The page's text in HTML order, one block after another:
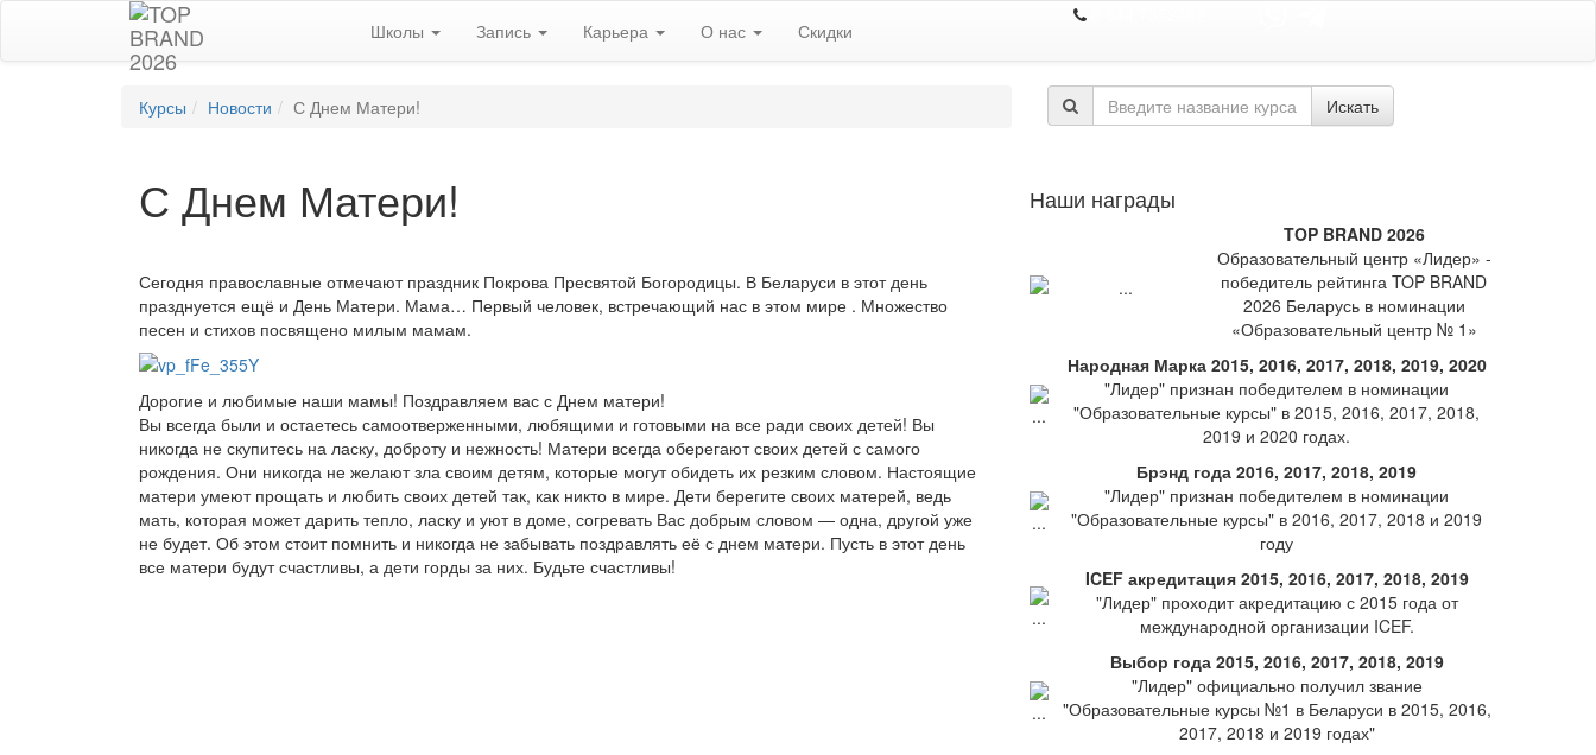
Школы Запись Карьера О нас Скидки
Курсы Новости С Днем Матери! Искать
С Днем Матери!
Сегодня православные отмечают праздник Покрова Пресвятой Богородицы. В Беларуси в этот день
празднуется ещё и День Матери. Мама… Первый человек, встречающий нас в этом мире . Множество
песен и стихов посвящено милым мамам.
Дорогие и любимые наши мамы! Поздравляем вас с Днем матери!
Вы всегда были и остаетесь самоотверженными, любящими и готовыми на все ради своих детей! Вы
никогда не скупитесь на ласку, доброту и нежность! Матери всегда оберегают своих детей с самого
рождения. Они никогда не желают зла своим детям, которые могут обидеть их резким словом. Настоящие
матери умеют прощать и любить своих детей так, как никто в мире. Дети берегите своих матерей, ведь
мать, которая может дарить тепло, ласку и уют в доме, согревать Вас добрым словом — одна, другой уже
не будет. Об этом стоит помнить и никогда не забывать поздравлять её с днем матери. Пусть в этот день
все матери будут счастливы, а дети горды за них. Будьте счастливы!
Наши награды
TOP BRAND 2026
Образовательный центр «Лидер» -
победитель рейтинга TOP BRAND
2026 Беларусь в номинации
«Образовательный центр № 1»
Народная Марка 2015, 2016, 2017, 2018, 2019, 2020
"Лидер" признан победителем в номинации
"Образовательные курсы" в 2015, 2016, 2017, 2018,
2019 и 2020 годах.
Брэнд года 2016, 2017, 2018, 2019
"Лидер" признан победителем в номинации
"Образовательные курсы" в 2016, 2017, 2018 и 2019
году
ICEF акредитация 2015, 2016, 2017, 2018, 2019
"Лидер" проходит акредитацию с 2015 года от
международной организации ICEF.
Выбор года 2015, 2016, 2017, 2018, 2019
"Лидер" официально получил звание
"Образовательные курсы №1 в Беларуси в 2015, 2016,
2017, 2018 и 2019 годах"